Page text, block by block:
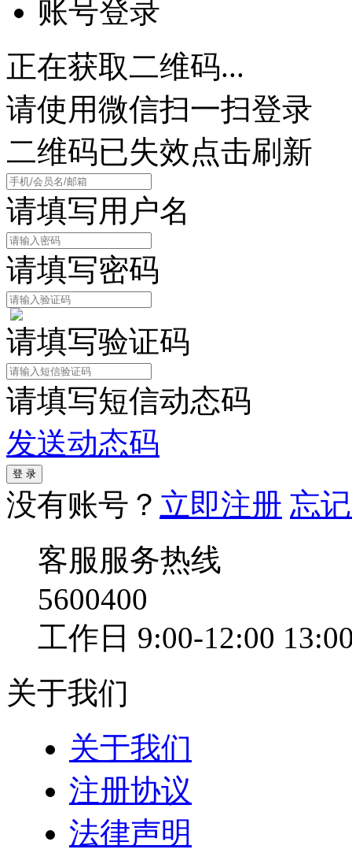
账号登录
正在获取二维码...
请使用微信扫一扫登录
二维码已失效点击刷新
请填写用户名
请填写密码
请填写验证码
请填写短信动态码
发送动态码
没有账号？ 立即注册 忘
客服服务热线
5600400
工作日 9:00-12:00
关于我们
关于我们
注册协议
法律声明